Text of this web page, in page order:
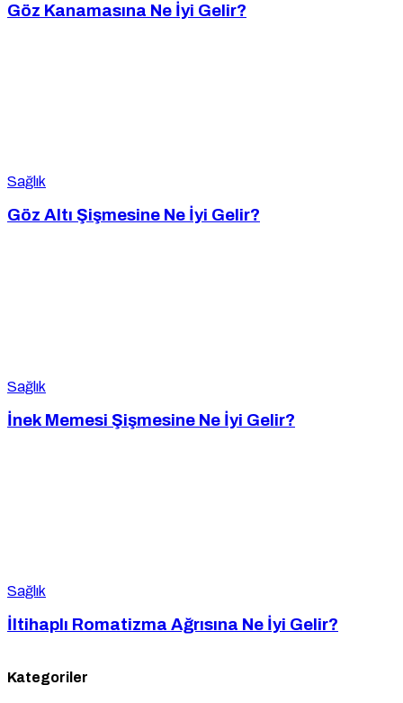
Göz Kanamasına Ne İyi Gelir?
Sağlık
Göz Altı Şişmesine Ne İyi Gelir?
Sağlık
İnek Memesi Şişmesine Ne İyi Gelir?
Sağlık
İltihaplı Romatizma Ağrısına Ne İyi Gelir?
Kategoriler